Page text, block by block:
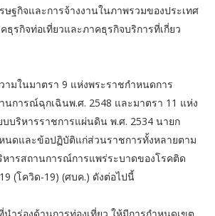
ฐกิจและการจ้างงานในภาพรวมของประเทศ
ธุรกิจท่อเที่ยวและภาคธุรกิจบริการที่เกี่ยว
ามในมาตรา 9 แห่งพระราชกำหนดการ
นการณ์ฉุกเฉินพ.ศ. 2548 และมาตรา 11 แห่ง
บริหารราชการแผ่นดิน พ.ศ. 2534 นายก
นดและข้อปฏิบัติแก่ส่วนราชการทั้งหลายตาม
ารสถานการณ์การแพร่ระบาดของโรคติด
(โควิด-19) (ศบค.) ดังต่อไปนี้